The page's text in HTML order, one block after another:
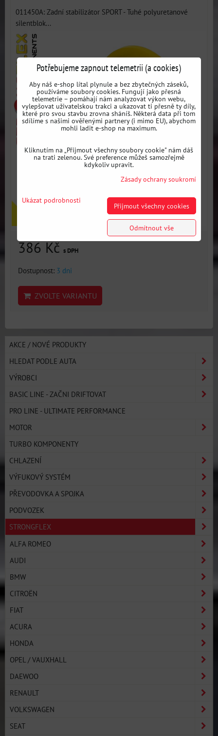
011450A: Zadní stabilizátor SPORT - Tuhé polyuretanové
silentblok...
386 Kčs DPH
Dostupnost: 3 dni
ZVOLTE VARIANTU
AKCE / NOVÉ PRODUKTY
HLEDAT PODLE AUTA
VÝROBCI
BASIC LINE - ZAČNI DRIFTOVAT
PRO LINE - ULTIMATE PERFORMANCE
MOTOR
TURBO KOMPONENTY
CHLAZENÍ
VÝFUKOVÝ SYSTÉM
PŘEVODOVKA A SPOJKA
PODVOZEK
STRONGFLEX
ALFA ROMEO
AUDI
BMW
CITROËN
FIAT
ACURA
HONDA
OPEL / VAUXHALL
DAEWOO
RENAULT
VOLKSWAGEN
SEAT
Potřebujeme zapnout telemetrii (a cookies)
Aby náš e-shop lítal plynule a bez zbytečných záseků,
používáme soubory cookies. Fungují jako přesná
telemetrie – pomáhají nám analyzovat výkon webu,
vylepšovat uživatelskou trakci a ukazovat ti přesně ty díly,
které pro svou stavbu zrovna sháníš. Některá data při tom
sdílíme s našimi ověřenými partnery (i mimo EU), abychom
mohli ladit e-shop na maximum.
Kliknutím na „Přijmout všechny soubory cookie" nám dáš
na trati zelenou. Své preference můžeš samozřejmě
kdykoliv upravit.
Zásady ochrany soukromí
Ukázat podrobnosti
Přijmout všechny cookies
Odmítnout vše